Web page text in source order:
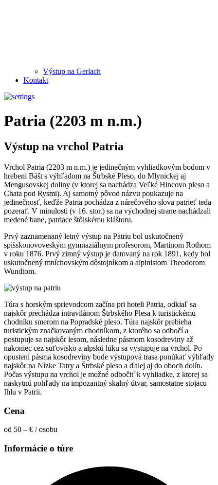
Výstup na Gerlach
Kontakt
Patria (2203 m n.m.)
Výstup na vrchol Patria
Vrchol Patria (2203 m n.m.) je jedinečným vyhliadkovým bodom v
hrebeni Bášt s výhľadom na Štrbské Pleso, do Mlynickej aj
Mengusovskej doliny (v ktorej sa nachádza Veľké Hincovo pleso a
Chata pod Rysmi). Aj samotný pôvod názvu poukazuje na
jedinečnosť, keďže Patria pochádza z nárečového slova patrieť teda
pozerať. V minulosti (v 16. stor.) sa na východnej strane nachádzali
medené bane, patriace štôlskému kláštoru.
Prvý zaznamenaný letný výstup na Patriu bol uskutočnený
spišskonovoveským gymnaziálnym profesorom, Martinom Rothom
v roku 1876. Prvý zimný výstup je datovaný na rok 1891, kedy bol
uskutočnený mníchovským dôstojníkom a alpinistom Theodorom
Wundtom.
Túra s horským sprievodcom začína pri hoteli Patria, odkiaľ sa
najskôr prechádza intravilánom Štrbského Plesa k turistickému
chodníku smerom na Popradské pleso. Túra najskôr prebieha
turistickým značkovaným chodníkom, z ktorého sa odbočí a
postupuje sa najskôr lesom, následne pásmom kosodreviny až
nakoniec cez suťovisko a alpskú lúku sa vystupuje na vrchol. Po
opustení pásma kosodreviny bude výstupová trasa ponúkať výhľady
najskôr na Nízke Tatry a Štrbské pleso a ďalej aj do oboch dolín.
Počas výstupu na vrchol je možné odbočiť k vyhliadke, z ktorej sa
naskytnú pohľady na impozantný skalný útvar, samostatne stojacu
Ihlu v Patrii.
Cena
od 50 – € / osobu
Informácie o túre